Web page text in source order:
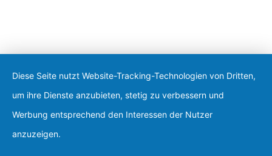
Diese Seite nutzt Website-Tracking-Technologien von Dritten,
um ihre Dienste anzubieten, stetig zu verbessern und
Werbung entsprechend den Interessen der Nutzer
anzuzeigen.